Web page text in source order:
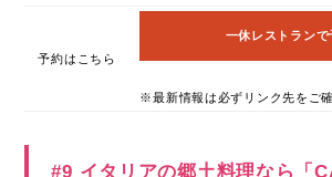
予約はこちら
一休レストランで
※最新情報は必ずリンク先をご確
#9 イタリアの郷土料理なら「